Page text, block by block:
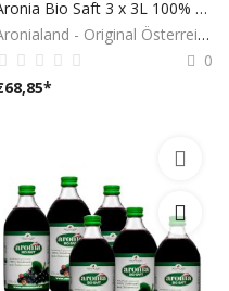
Aronia Bio Saft 3 x 3L 100% aus Österreich
Aronialand - Original Österreich
0
68,85*